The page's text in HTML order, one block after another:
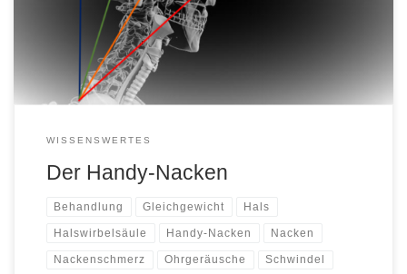
die Halswirbelsäule. Schon bei einem Neigungswinkel des Kopfes
um 15 Grad erhöht sich die […]
WISSENSWERTES
Der Handy-Nacken
Behandlung Gleichgewicht Hals
Halswirbelsäule Handy-Nacken Nacken
Nackenschmerz Ohrgeräusche Schwindel